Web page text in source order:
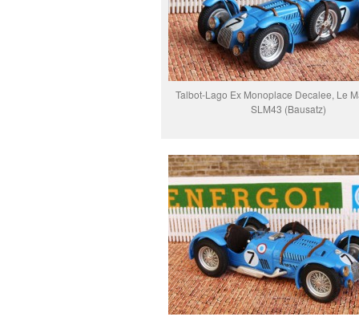
Talbot-Lago Ex Monoplace Decalee, Le
SLM43 (Bausatz)